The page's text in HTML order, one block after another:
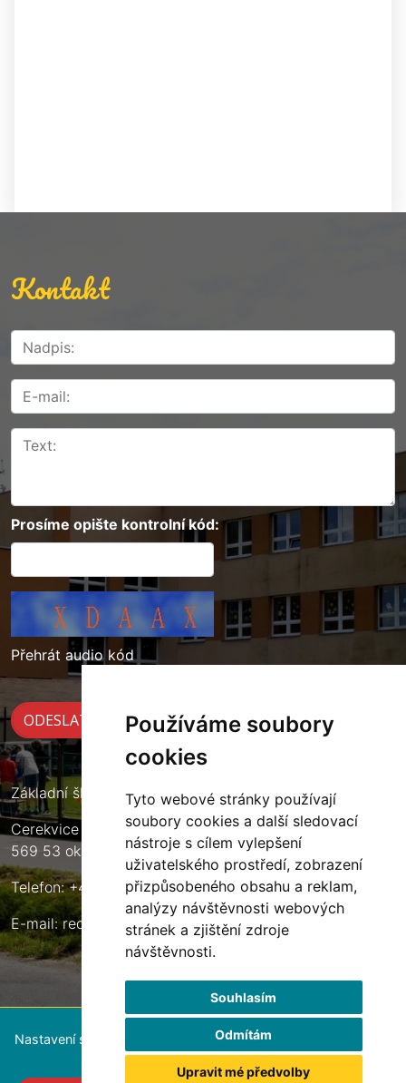
Používáme soubory
cookies
Tyto webové stránky používají
soubory cookies a další sledovací
nástroje s cílem vylepšení
uživatelského prostředí, zobrazení
přizpůsobeného obsahu a reklam,
analýzy návštěvnosti webových
stránek a zjištění zdroje
návštěvnosti.
Souhlasím
Odmítám
Upravit mé předvolby
Kontakt
Prosíme opište kontrolní kód:
Přehrát audio kód
Základní škola Cerekvice nad Loučnou
Cerekvice nad Loučnou 135
569 53 okres Svitavy
Telefon: +420 461 633 140
E-mail:reditel@zscerekvice.cz
Nastavení souborů cookie